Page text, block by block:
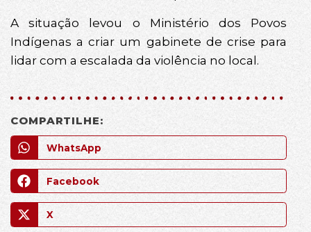
A situação levou o Ministério dos Povos
Indígenas a criar um gabinete de crise para
lidar com a escalada da violência no local.
COMPARTILHE:
WhatsApp
Facebook
X